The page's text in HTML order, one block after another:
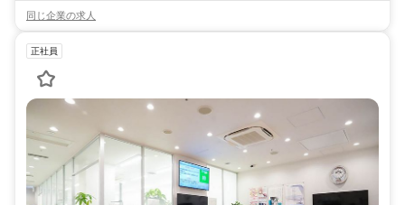
同じ企業の求人
正社員